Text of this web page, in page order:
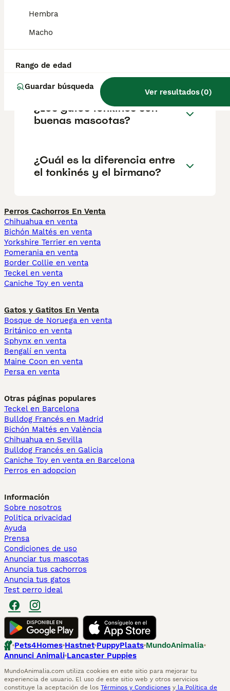
Hembra
Macho
Rango de edad
Guardar búsqueda
Ver resultados(0)
azul claro.
Tonkinés?
¿Los gatos tonkinés son
buenas mascotas?
¿Cuál es la diferencia entre
el tonkinés y el birmano?
Perros Cachorros En Venta
Chihuahua en venta
Bichón Maltés en venta
Yorkshire Terrier en venta
Pomerania en venta
Border Collie en venta
Teckel en venta
Caniche Toy en venta
Gatos y Gatitos En Venta
Bosque de Noruega en venta
Británico en venta
Sphynx en venta
Bengalí en venta
Maine Coon en venta
Persa en venta
Otras páginas populares
Teckel en Barcelona
Bulldog Francés en Madrid
Bichón Maltés en València
Chihuahua en Sevilla
Bulldog Francés en Galicia
Caniche Toy en venta en Barcelona
Perros en adopcion
Información
Sobre nosotros
Politica privacidad
Ayuda
Prensa
Condiciones de uso
Anunciar tus mascotas
Anuncia tus cachorros
Anuncia tus gatos
Test perro ideal
Pets4Homes Hastnet PuppyPlaats MundoAnimalia
Annunci Animali Lancaster Puppies
MundoAnimalia.com utiliza cookies en este sitio para mejorar tu
experiencia de usuario. El uso de este sitio web y otros servicios
constituye la aceptación de los Términos y Condiciones y la Política de